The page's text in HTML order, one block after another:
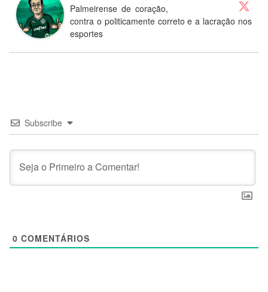
Palmeirense de coração,
contra o politicamente correto e a lacração nos
esportes
Subscribe
0 COMENTÁRIOS